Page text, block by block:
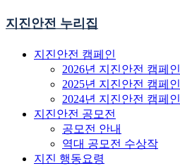
지진안전 누리집
지진안전 캠페인
2026년 지진안전 캠페인
2025년 지진안전 캠페인
2024년 지진안전 캠페인
지진안전 공모전
공모전 안내
역대 공모전 수상작
지진 행동요령